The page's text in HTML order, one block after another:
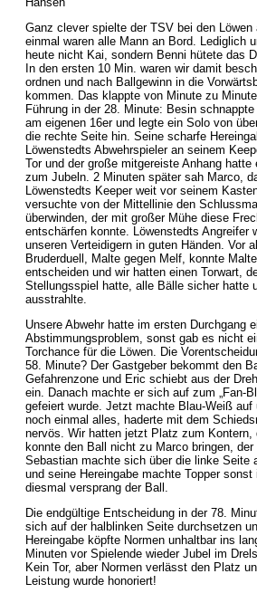
Ganz clever spielte der TSV bei den Löwen
einmal waren alle Mann an Bord. Lediglich
heute nicht Kai, sondern Benni hütete das
In den ersten 10 Min. waren wir damit
ordnen und nach Ballgewinn in die
kommen. Das klappte von Minute zu
Führung in der 28. Minute: Besin schnappte
am eigenen 16er und legte ein Solo von
die rechte Seite hin. Seine scharfe
Löwenstedts Abwehrspieler an seinem
Tor und der große mitgereiste Anhang hatte
zum Jubeln. 2 Minuten später sah Marco,
Löwenstedts Keeper weit vor seinem
versuchte von der Mittellinie den
überwinden, der mit großer Mühe diese
entschärfen konnte. Löwenstedts Angreifer
unseren Verteidigern in guten Händen. Vor
Bruderduell, Malte gegen Melf, konnte
entscheiden und wir hatten einen Torwart,
Stellungsspiel hatte, alle Bälle sicher hatte
ausstrahlte.
Unsere Abwehr hatte im ersten Durchgang
Abstimmungsproblem, sonst gab es nicht
Torchance für die Löwen. Die
58. Minute? Der Gastgeber bekommt den
Gefahrenzone und Eric schiebt aus der
ein. Danach machte er sich auf zum „Fan-
gefeiert wurde. Jetzt machte Blau-Weiß auf
noch einmal alles, haderte mit dem
nervös. Wir hatten jetzt Platz zum Kontern,
konnte den Ball nicht zu Marco bringen, der
Sebastian machte sich über die linke Seite
und seine Hereingabe machte Topper
diesmal versprang der Ball.
Die endgültige Entscheidung in der 78.
sich auf der halblinken Seite durchsetzen
Hereingabe köpfte Normen unhaltbar ins
Minuten vor Spielende wieder Jubel im
Kein Tor, aber Normen verlässt den Platz
Leistung wurde honoriert!